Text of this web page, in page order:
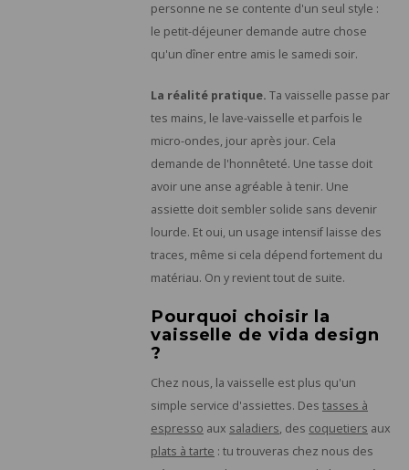
personne ne se contente d'un seul style :
le petit-déjeuner demande autre chose
qu'un dîner entre amis le samedi soir.
La réalité pratique. Ta vaisselle passe par
tes mains, le lave-vaisselle et parfois le
micro-ondes, jour après jour. Cela
demande de l'honnêteté. Une tasse doit
avoir une anse agréable à tenir. Une
assiette doit sembler solide sans devenir
lourde. Et oui, un usage intensif laisse des
traces, même si cela dépend fortement du
matériau. On y revient tout de suite.
Pourquoi choisir la
vaisselle de vida design
?
Chez nous, la vaisselle est plus qu'un
simple service d'assiettes. Des tasses à
espresso aux saladiers, des coquetiers aux
plats à tarte : tu trouveras chez nous des